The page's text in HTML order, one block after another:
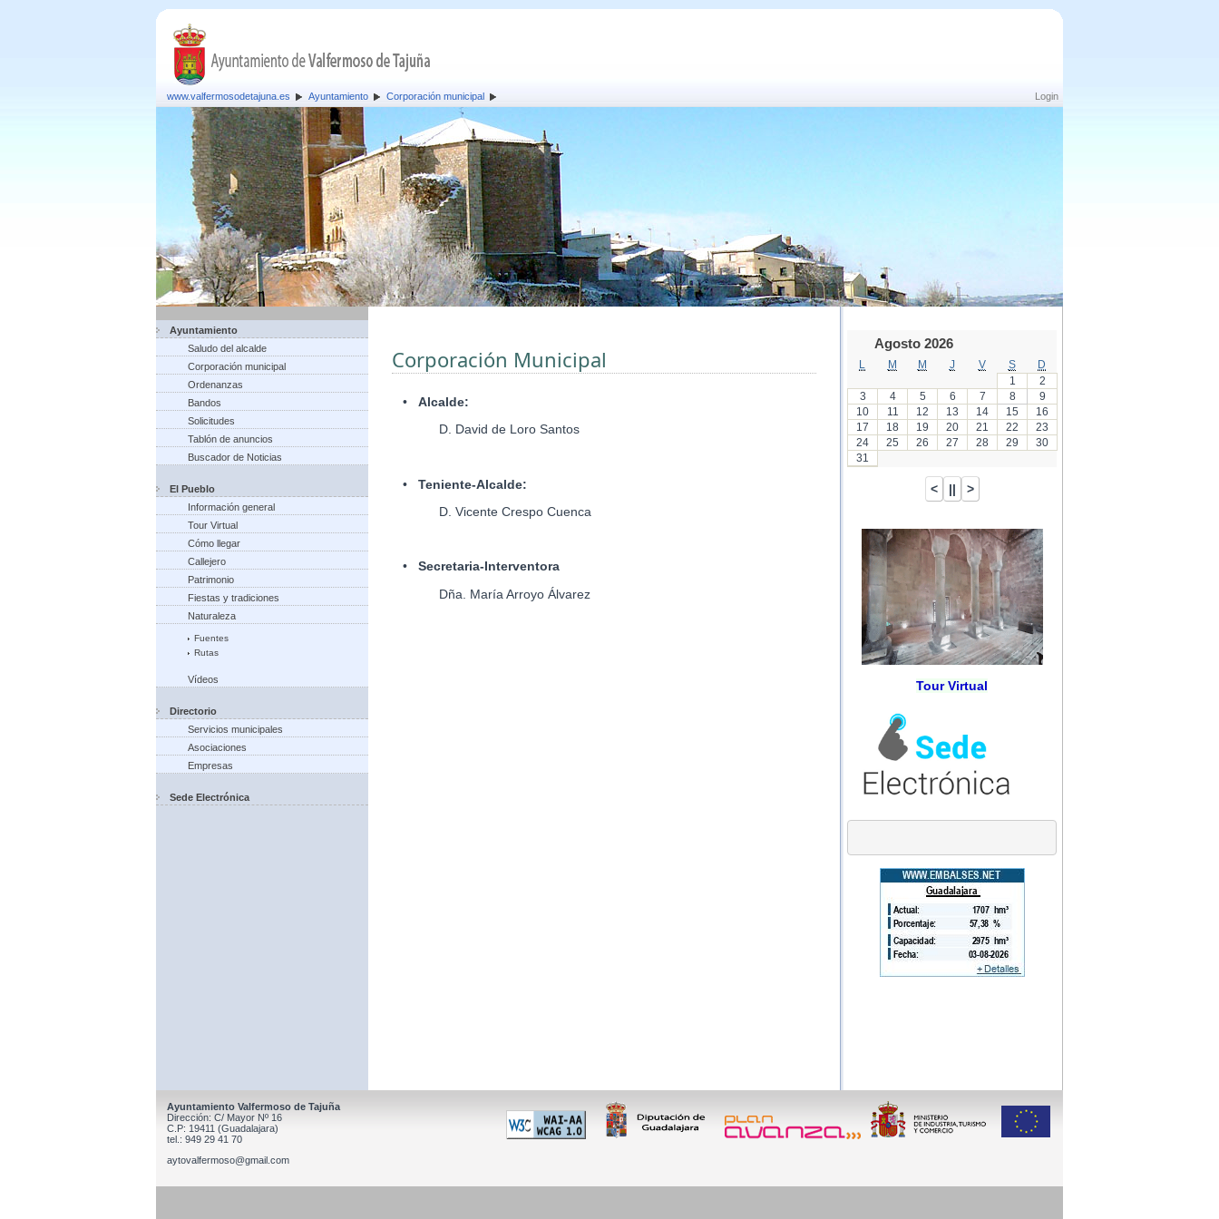
Login
www.valfermosodetajuna.es Ayuntamiento Corporación municipal
Ayuntamiento
Saludo del alcalde
Corporación municipal
Ordenanzas
Bandos
Solicitudes
Tablón de anuncios
Buscador de Noticias
El Pueblo
Información general
Tour Virtual
Cómo llegar
Callejero
Patrimonio
Fiestas y tradiciones
Naturaleza
Fuentes
Rutas
Vídeos
Directorio
Servicios municipales
Asociaciones
Empresas
Sede Electrónica
Corporación Municipal
• Alcalde:
D. David de Loro Santos
• Teniente-Alcalde:
D. Vicente Crespo Cuenca
• Secretaria-Interventora
Dña. María Arroyo Álvarez
Agosto 2026
M M J V S
D
1
2
3
4 5 6 7 8
9
10
11 12 13 14 15
16
17
18 19 20 21 22
23
24
25 26 27 28 29
30
31
Tour Virtual
Ayuntamiento Valfermoso de Tajuña
Dirección: C/ Mayor Nº 16
C.P: 19411 (Guadalajara)
tel.: 949 29 41 70
aytovalfermoso@gmail.com